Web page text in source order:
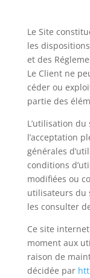
Le Site
les
et des
Le Client ne
céder ou
partie des
L’utilisation du
l’acceptation
générales
conditions
modifiées ou
utilisateurs du
les consulter
Ce site
moment aux
raison de
décidée par